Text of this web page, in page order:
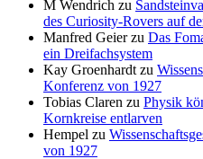
M Wendrich zu
des Curiosity-Rovers auf
Manfred Geierzu Das
ein Dreifachsystem
Kay Groenhardt zu
Konferenz von 1927
Tobias Claren zu Physik
Kornkreise entlarven
Hempel zu
von 1927